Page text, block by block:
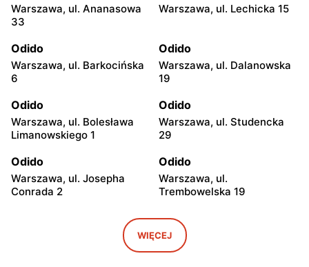
Warszawa, ul. Ananasowa
33
Warszawa, ul. Lechicka 15
Odido
Warszawa, ul. Barkocińska
6
Odido
Warszawa, ul. Dalanowska
19
Odido
Warszawa, ul. Bolesława
Limanowskiego 1
Odido
Warszawa, ul. Studencka
29
Odido
Warszawa, ul. Josepha
Conrada 2
Odido
Warszawa, ul.
Trembowelska 19
Warszawa, ul. Brązownicza
Odido
Warszawa, ul. Portowa 7
WIĘCEJ